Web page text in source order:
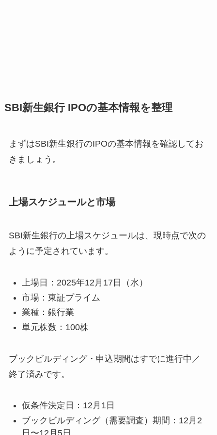
SBI新生銀行 IPOの基本情報を整理
まずはSBI新生銀行のIPOの基本情報を確認してお
きましょう。
上場スケジュールと市場
SBI新生銀行の上場スケジュールは、現時点で次の
ように予定されています。
上場日：2025年12月17日（水）
市場：東証プライム
業種：銀行業
単元株数：100株
ブックビルディング・申込期間はすでに進行中／
終了済みです。
仮条件決定日：12月1日
ブックビルディング（需要調査）期間：12月2
日〜12月5日